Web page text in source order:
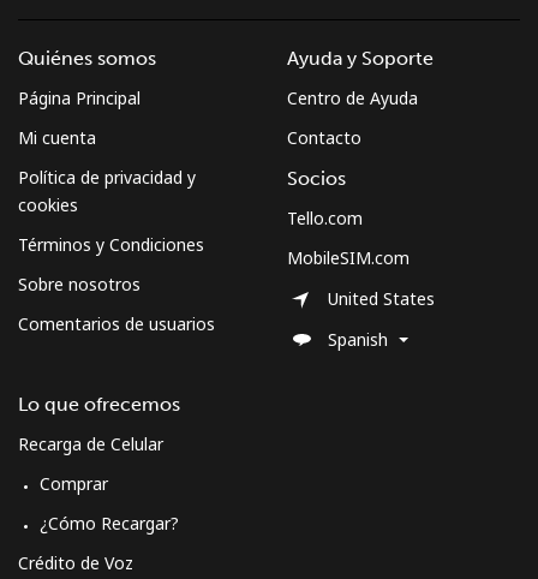
Quiénes somos
Página Principal
Mi cuenta
Política de privacidad y
cookies
Términos y Condiciones
Sobre nosotros
Comentarios de usuarios
Lo que ofrecemos
Recarga de Celular
Comprar
¿Cómo Recargar?
Crédito de Voz
Ayuda y Soporte
Centro de Ayuda
Contacto
Socios
Tello.com
MobileSIM.com
United States
Spanish